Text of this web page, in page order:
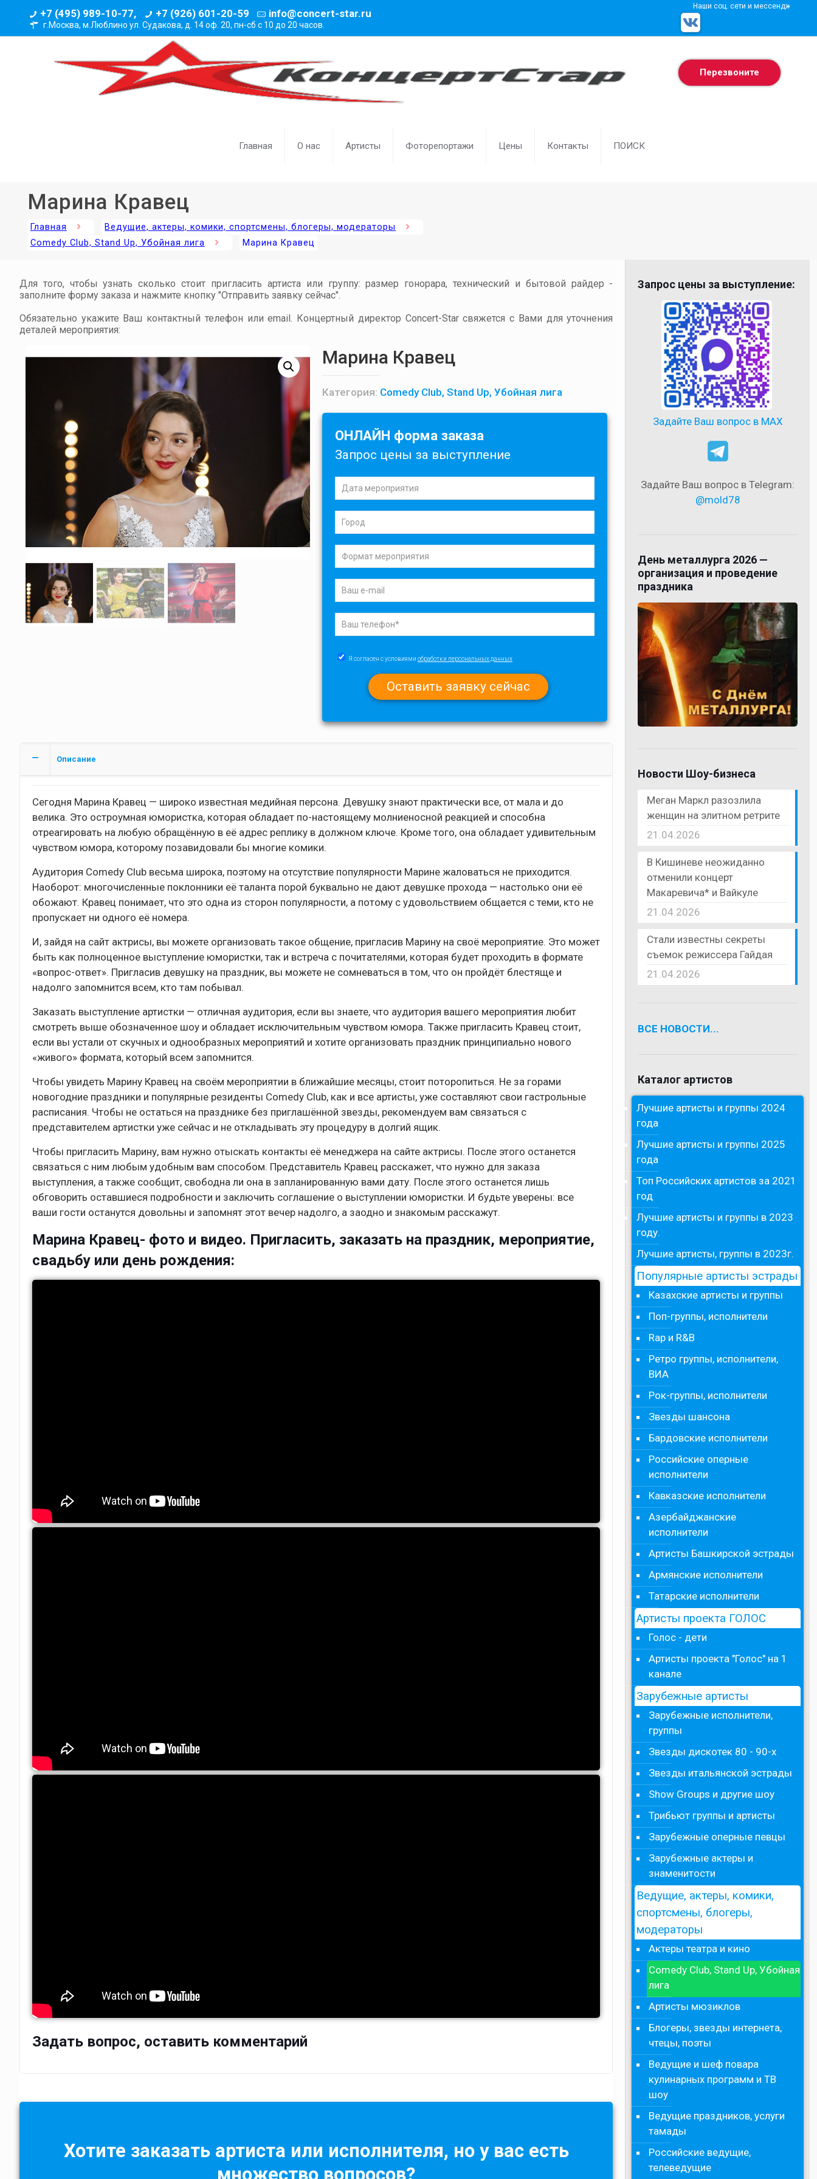
+7 (495) 989-10-77, +7 (926) 601-20-59 info@concert-star.ru
г.Москва, м.Люблино ул. Судакова, д. 14 оф. 20, пн-сб с 10 до 20 часов.
Наши соц. сети и мессенджеры
Главная О нас Артисты Фоторепортажи Цены Контакты ПОИСК
Перезвоните
Марина Кравец
Главная
Ведущие, актеры, комики, спортсмены, блогеры, модераторы
Comedy Club, Stand Up, Убойная лига
Марина Кравец
Для того, чтобы узнать сколько стоит пригласить артиста или группу: размер гонорара, технический и бытовой райдер -
заполните форму заказа и нажмите кнопку "Отправить заявку сейчас".
Обязательно укажите Ваш контактный телефон или email. Концертный директор Concert-Star свяжется с Вами для уточнения
деталей мероприятия:
Марина Кравец
Категория: Comedy Club, Stand Up, Убойная лига
ОНЛАЙН форма заказа
Запрос цены за выступление
Я согласен с условиями обработки персональных данных
Описание
Сегодня Марина Кравец — широко известная медийная персона. Девушку знают практически все, от мала и до
велика. Это остроумная юмористка, которая обладает по-настоящему молниеносной реакцией и способна
отреагировать на любую обращённую в её адрес реплику в должном ключе. Кроме того, она обладает удивительным
чувством юмора, которому позавидовали бы многие комики.
Аудитория Comedy Club весьма широка, поэтому на отсутствие популярности Марине жаловаться не приходится.
Наоборот: многочисленные поклонники её таланта порой буквально не дают девушке прохода — настолько они её
обожают. Кравец понимает, что это одна из сторон популярности, а потому с удовольствием общается с теми, кто не
пропускает ни одного её номера.
И, зайдя на сайт актрисы, вы можете организовать такое общение, пригласив Марину на своё мероприятие. Это может
быть как полноценное выступление юмористки, так и встреча с почитателями, которая будет проходить в формате
«вопрос-ответ». Пригласив девушку на праздник, вы можете не сомневаться в том, что он пройдёт блестяще и
надолго запомнится всем, кто там побывал.
Заказать выступление артистки — отличная аудитория, если вы знаете, что аудитория вашего мероприятия любит
смотреть выше обозначенное шоу и обладает исключительным чувством юмора. Также пригласить Кравец стоит,
если вы устали от скучных и однообразных мероприятий и хотите организовать праздник принципиально нового
«живого» формата, который всем запомнится.
Чтобы увидеть Марину Кравец на своём мероприятии в ближайшие месяцы, стоит поторопиться. Не за горами
новогодние праздники и популярные резиденты Comedy Club, как и все артисты, уже составляют свои гастрольные
расписания. Чтобы не остаться на празднике без приглашённой звезды, рекомендуем вам связаться с
представителем артистки уже сейчас и не откладывать эту процедуру в долгий ящик.
Чтобы пригласить Марину, вам нужно отыскать контакты её менеджера на сайте актрисы. После этого останется
связаться с ним любым удобным вам способом. Представитель Кравец расскажет, что нужно для заказа
выступления, а также сообщит, свободна ли она в запланированную вами дату. После этого останется лишь
обговорить оставшиеся подробности и заключить соглашение о выступлении юмористки. И будьте уверены: все
ваши гости останутся довольны и запомнят этот вечер надолго, а заодно и знакомым расскажут.
Марина Кравец- фото и видео. Пригласить, заказать на праздник, мероприятие,
свадьбу или день рождения:
Задать вопрос, оставить комментарий
Хотите заказать артиста или исполнителя, но у вас есть
множество вопросов?
Запрос цены за выступление:
Задайте Ваш вопрос в MAX
Задайте Ваш вопрос в Telegram:
@mold78
День металлурга 2026 —
организация и проведение
праздника
Новости Шоу-бизнеса
Меган Маркл разозлила
женщин на элитном ретрите
21.04.2026
В Кишиневе неожиданно
отменили концерт
Макаревича* и Вайкуле
21.04.2026
Стали известны секреты
съемок режиссера Гайдая
21.04.2026
ВСЕ НОВОСТИ...
Каталог артистов
Лучшие артисты и группы 2024
года
Лучшие артисты и группы 2025
года
Топ Российских артистов за 2021
год
Лучшие артисты и группы в 2023
году.
Лучшие артисты, группы в 2023г.
Популярные артисты эстрады
Казахские артисты и группы
Поп-группы, исполнители
Rap и R&B
Ретро группы, исполнители,
ВИА
Рок-группы, исполнители
Звезды шансона
Бардовские исполнители
Российские оперные
исполнители
Кавказские исполнители
Азербайджанские
исполнители
Артисты Башкирской эстрады
Армянские исполнители
Татарские исполнители
Артисты проекта ГОЛОС
Голос - дети
Артисты проекта "Голос" на 1
канале
Зарубежные артисты
Зарубежные исполнители,
группы
Звезды дискотек 80 - 90-х
Звезды итальянской эстрады
Show Groups и другие шоу
Трибьют группы и артисты
Зарубежные оперные певцы
Зарубежные актеры и
знаменитости
Ведущие, актеры, комики,
спортсмены, блогеры,
модераторы
Актеры театра и кино
Comedy Club, Stand Up, Убойная
лига
Артисты мюзиклов
Блогеры, звезды интернета,
чтецы, поэты
Ведущие и шеф повара
кулинарных программ и ТВ
шоу
Ведущие праздников, услуги
тамады
Российские ведущие,
телеведущие